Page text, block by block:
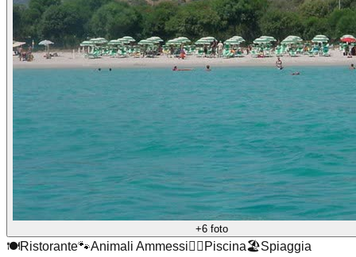
+6 foto
🍽️Ristorante🐾Animali Ammessi🏊‍♂️ Piscina🏖️Spiaggia